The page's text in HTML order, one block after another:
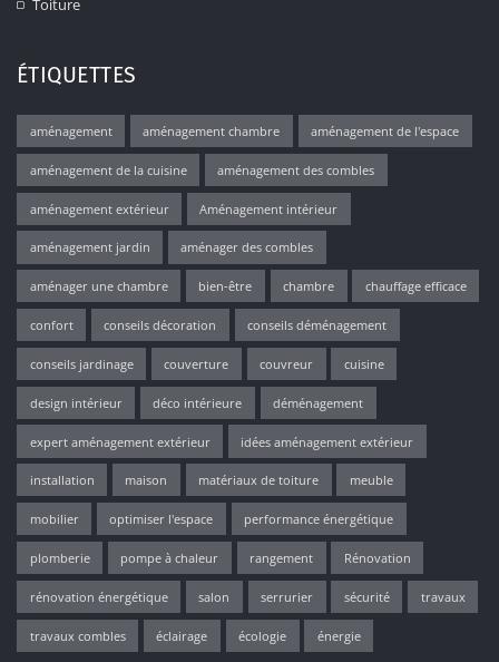
Toiture
ÉTIQUETTES
aménagement aménagement chambre aménagement de l'espace
aménagement de la cuisine aménagement des combles
aménagement extérieur Aménagement intérieur
aménagement jardin aménager des combles
aménager une chambre bien-être chambre chauffage efficace
confort conseils décoration conseils déménagement
conseils jardinage couverture couvreur cuisine
design intérieur déco intérieure déménagement
expert aménagement extérieur idées aménagement extérieur
installation maison matériaux de toiture meuble
mobilier optimiser l'espace performance énergétique
plomberie pompe à chaleur rangement Rénovation
rénovation énergétique salon serrurier sécurité travaux
travaux combles éclairage écologie énergie